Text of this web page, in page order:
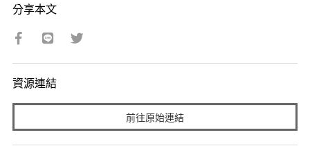
分享本文
資源連結
前往原始連結